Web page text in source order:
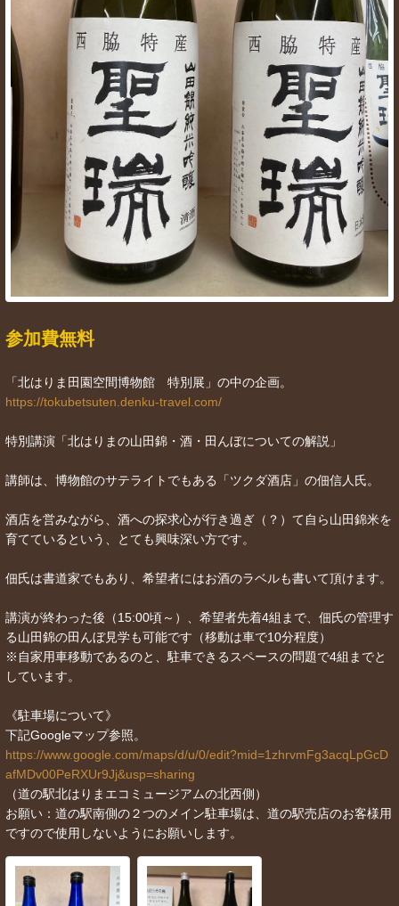
参加費無料
「北はりま田園空間博物館 特別展」の中の企画。
https://tokubetsuten.denku-travel.com/
特別講演「北はりまの山田錦・酒・田んぼについての解説」
講師は、博物館のサテライトでもある「ツクダ酒店」の佃信人氏。
酒店を営みながら、酒への探求心が行き過ぎ（？）て自ら山田錦米を
育てているという、とても興味深い方です。
佃氏は書道家でもあり、希望者にはお酒のラベルも書いて頂けます。
講演が終わった後（15:00頃～）、希望者先着4組まで、佃氏の管理す
る山田錦の田んぼ見学も可能です（移動は車で10分程度）
※自家用車移動であるのと、駐車できるスペースの問題で4組までと
しています。
《駐車場について》
下記Googleマップ参照。
https://www.google.com/maps/d/u/0/edit?mid=1zhrvmFg3acqLpGcD
afMDv00PeRXUr9Jj&usp=sharing
（道の駅北はりまエコミュージアムの北西側）
お願い：道の駅南側の２つのメイン駐車場は、道の駅売店のお客様用
ですので使用しないようにお願いします。